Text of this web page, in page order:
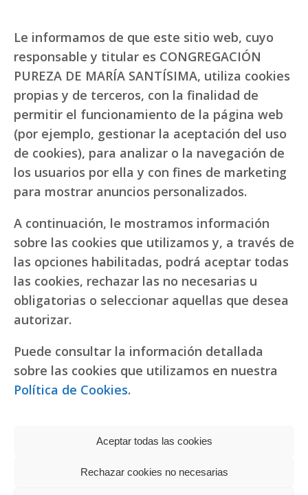
Le informamos de que este sitio web, cuyo
responsable y titular es CONGREGACIÓN
PUREZA DE MARÍA SANTÍSIMA, utiliza cookies
propias y de terceros, con la finalidad de
permitir el funcionamiento de la página web
(por ejemplo, gestionar la aceptación del uso
de cookies), para analizar o la navegación de
los usuarios por ella y con fines de marketing
para mostrar anuncios personalizados.
A continuación, le mostramos información
sobre las cookies que utilizamos y, a través de
las opciones habilitadas, podrá aceptar todas
las cookies, rechazar las no necesarias u
obligatorias o seleccionar aquellas que desea
autorizar.
Puede consultar la información detallada
sobre las cookies que utilizamos en nuestra
Política de Cookies.
Aceptar todas las cookies
Rechazar cookies no necesarias